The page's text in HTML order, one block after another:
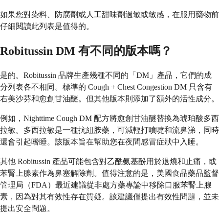
如果您對染料、防腐劑或人工甜味劑過敏或敏感，在服用藥物前
仔細閱讀此列表是值得的。
Robitussin DM 有不同的版本嗎？
是的。Robitussin 品牌生產幾種不同的「DM」產品，它們的成
分列表各不相同。標準的 Cough + Chest Congestion DM 只含有
右美沙芬和愈創甘油醚。但其他版本則添加了額外的活性成分。
例如，Nighttime Cough DM 配方將愈創甘油醚替換為琥珀酸多西
拉敏。多西拉敏是一種抗組胺藥，可減輕打噴嚏和流鼻涕，同時
還會引起嗜睡。該版本旨在幫助您在夜間感冒症狀中入睡。
其他 Robitussin 產品可能包含對乙酰氨基酚用於退燒和止痛，或
苯腎上腺素作為鼻塞解除劑。值得注意的是，美國食品藥品監督
管理局（FDA）最近建議從非處方藥專論中移除口服苯腎上腺
素，因為對其有效性存在質疑。該建議僅提出有效性問題，並未
提出安全問題。